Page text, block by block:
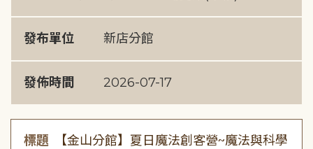
發布單位 新店分館
發佈時間 2026-07-17
標題
【金山分館】夏日魔法創客營~魔法與科學